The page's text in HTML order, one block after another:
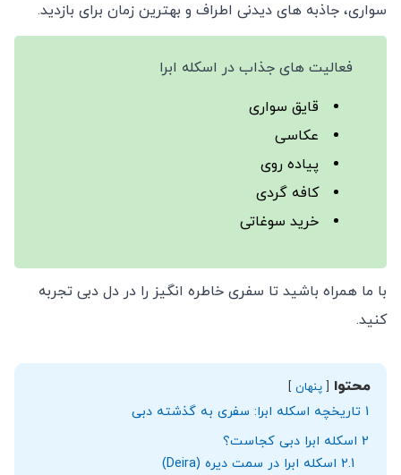
‌سواری، جاذبه ‌های دیدنی اطراف و بهترین زمان برای بازدید.
فعالیت‌ های جذاب در اسکله ابرا
قایق سواری
عکاسی
پیاده روی
کافه گردی
خرید سوغاتی
با ما همراه باشید تا سفری خاطره‌ انگیز را در دل دبی تجربه
کنید.
محتوا پنهان
1 تاریخچه اسکله ابرا: سفری به گذشته دبی
2 اسکله ابرا دبی کجاست؟
2.1 اسکله ابرا در سمت دیره (Deira)